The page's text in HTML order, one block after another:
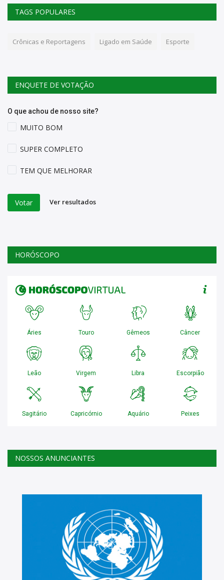
TAGS POPULARES
Crônicas e Reportagens Ligado em Saúde Esporte
ENQUETE DE VOTAÇÃO
O que achou de nosso site?
MUITO BOM
SUPER COMPLETO
TEM QUE MELHORAR
Votar Ver resultados
HORÓSCOPO
NOSSOS ANUNCIANTES